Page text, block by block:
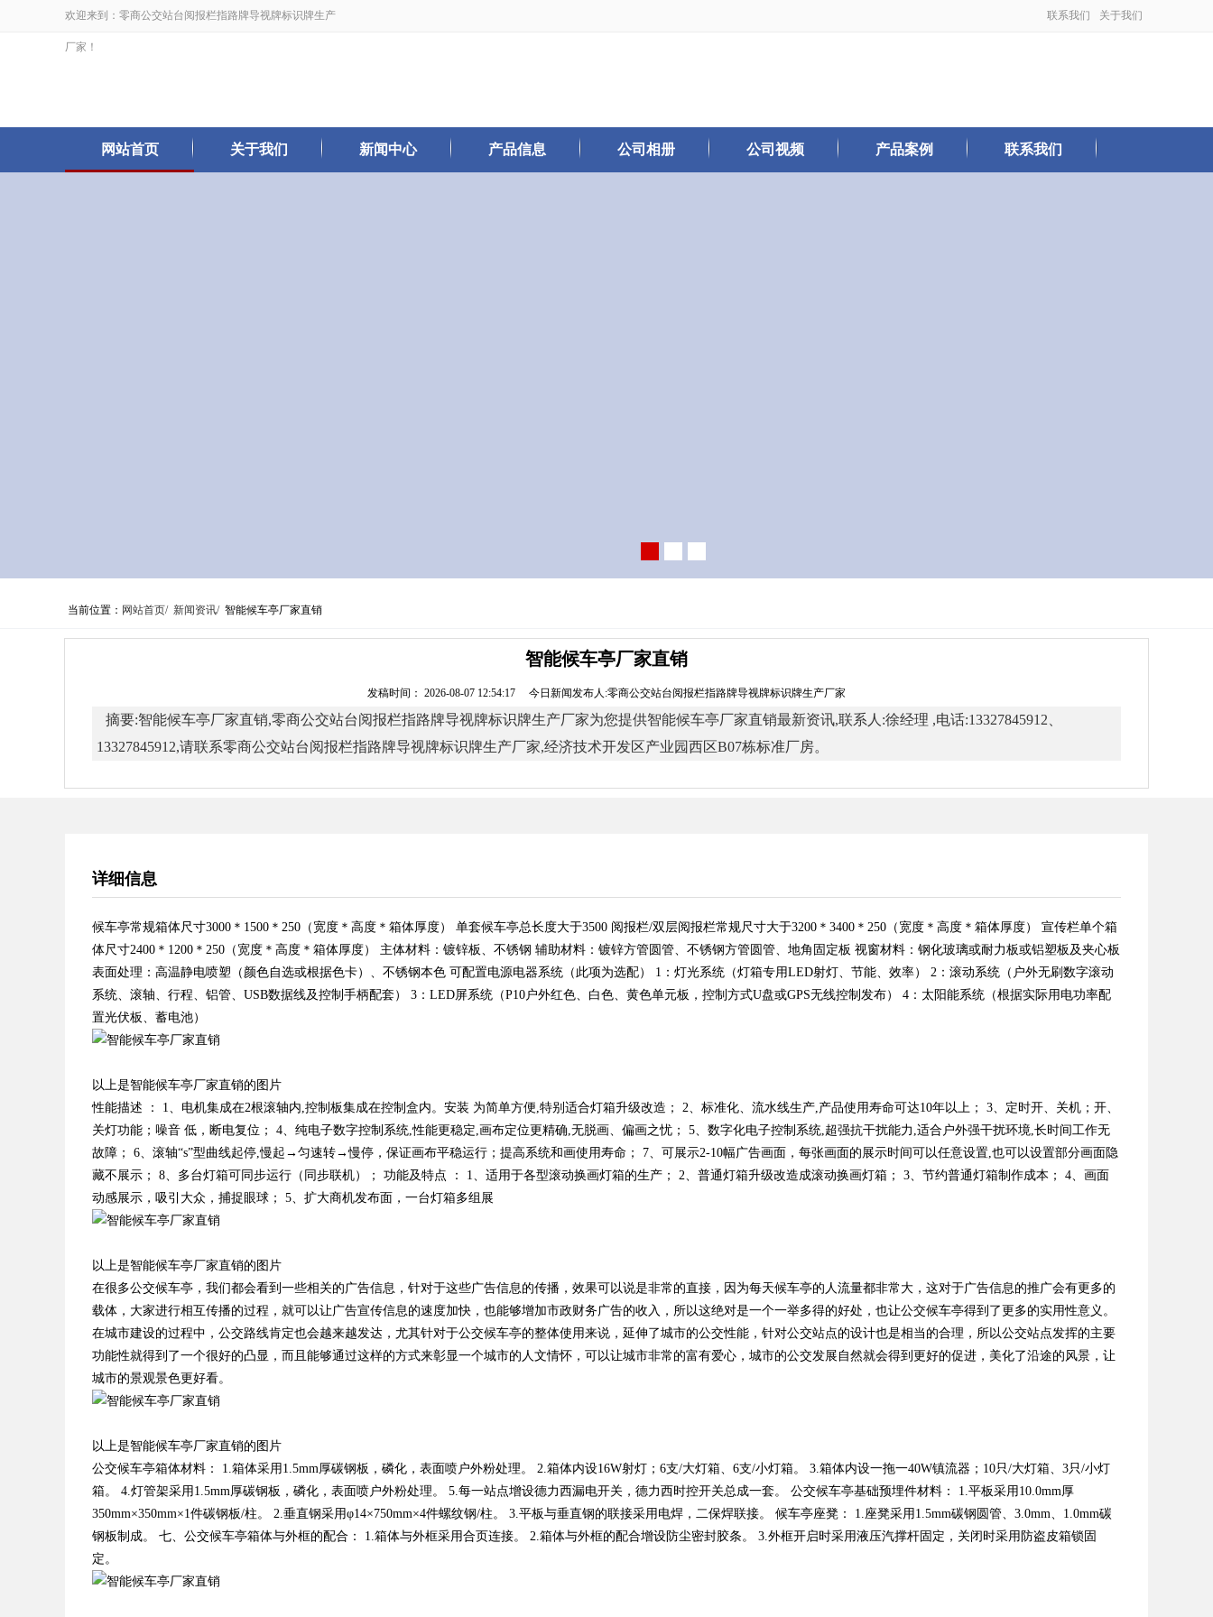
欢迎来到：零商公交站台阅报栏指路牌导视牌标识牌生产
厂家！
联系我们 关于我们
网站首页 关于我们 新闻中心 产品信息 公司相册 公司视频 产品案例 联系我们
当前位置： 网站首页/ 新闻资讯/ 智能候车亭厂家直销
智能候车亭厂家直销
发稿时间： 2026-08-07 12:54:17 今日新闻发布人:零商公交站台阅报栏指路牌导视牌标识牌生产厂家
摘要:智能候车亭厂家直销,零商公交站台阅报栏指路牌导视牌标识牌生产厂家为您提供智能候车亭厂家直销最新资讯,联系人:徐经理 ,电话:13327845912、
13327845912,请联系零商公交站台阅报栏指路牌导视牌标识牌生产厂家,经济技术开发区产业园西区B07栋标准厂房。
详细信息
候车亭常规箱体尺寸3000＊1500＊250（宽度＊高度＊箱体厚度） 单套候车亭总长度大于3500 阅报栏/双层阅报栏常规尺寸大于3200＊3400＊250（宽度＊高度＊箱体厚度） 宣传栏单个箱
体尺寸2400＊1200＊250（宽度＊高度＊箱体厚度） 主体材料：镀锌板、不锈钢 辅助材料：镀锌方管圆管、不锈钢方管圆管、地角固定板 视窗材料：钢化玻璃或耐力板或铝塑板及夹心板
表面处理：高温静电喷塑（颜色自选或根据色卡）、不锈钢本色 可配置电源电器系统（此项为选配） 1：灯光系统（灯箱专用LED射灯、节能、效率） 2：滚动系统（户外无刷数字滚动
系统、滚轴、行程、铝管、USB数据线及控制手柄配套） 3：LED屏系统（P10户外红色、白色、黄色单元板，控制方式U盘或GPS无线控制发布） 4：太阳能系统（根据实际用电功率配
置光伏板、蓄电池）
以上是智能候车亭厂家直销的图片
性能描述 ： 1、电机集成在2根滚轴内,控制板集成在控制盒内。安装 为简单方便,特别适合灯箱升级改造； 2、标准化、流水线生产,产品使用寿命可达10年以上； 3、定时开、关机；开、
关灯功能；噪音 低，断电复位； 4、纯电子数字控制系统,性能更稳定,画布定位更精确,无脱画、偏画之忧； 5、数字化电子控制系统,超强抗干扰能力,适合户外强干扰环境,长时间工作无
故障； 6、滚轴“s”型曲线起停,慢起→匀速转→慢停，保证画布平稳运行；提高系统和画使用寿命； 7、可展示2-10幅广告画面，每张画面的展示时间可以任意设置,也可以设置部分画面隐
藏不展示； 8、多台灯箱可同步运行（同步联机）； 功能及特点 ： 1、适用于各型滚动换画灯箱的生产； 2、普通灯箱升级改造成滚动换画灯箱； 3、节约普通灯箱制作成本； 4、画面
动感展示，吸引大众，捕捉眼球； 5、扩大商机发布面，一台灯箱多组展
以上是智能候车亭厂家直销的图片
在很多公交候车亭，我们都会看到一些相关的广告信息，针对于这些广告信息的传播，效果可以说是非常的直接，因为每天候车亭的人流量都非常大，这对于广告信息的推广会有更多的
载体，大家进行相互传播的过程，就可以让广告宣传信息的速度加快，也能够增加市政财务广告的收入，所以这绝对是一个一举多得的好处，也让公交候车亭得到了更多的实用性意义。
在城市建设的过程中，公交路线肯定也会越来越发达，尤其针对于公交候车亭的整体使用来说，延伸了城市的公交性能，针对公交站点的设计也是相当的合理，所以公交站点发挥的主要
功能性就得到了一个很好的凸显，而且能够通过这样的方式来彰显一个城市的人文情怀，可以让城市非常的富有爱心，城市的公交发展自然就会得到更好的促进，美化了沿途的风景，让
城市的景观景色更好看。
以上是智能候车亭厂家直销的图片
公交候车亭箱体材料： 1.箱体采用1.5mm厚碳钢板，磷化，表面喷户外粉处理。 2.箱体内设16W射灯；6支/大灯箱、6支/小灯箱。 3.箱体内设一拖一40W镇流器；10只/大灯箱、3只/小灯
箱。 4.灯管架采用1.5mm厚碳钢板，磷化，表面喷户外粉处理。 5.每一站点增设德力西漏电开关，德力西时控开关总成一套。 公交候车亭基础预埋件材料： 1.平板采用10.0mm厚
350mm×350mm×1件碳钢板/柱。 2.垂直钢采用φ14×750mm×4件螺纹钢/柱。 3.平板与垂直钢的联接采用电焊，二保焊联接。 候车亭座凳： 1.座凳采用1.5mm碳钢圆管、3.0mm、1.0mm碳
钢板制成。 七、公交候车亭箱体与外框的配合： 1.箱体与外框采用合页连接。 2.箱体与外框的配合增设防尘密封胶条。 3.外框开启时采用液压汽撑杆固定，关闭时采用防盗皮箱锁固
定。